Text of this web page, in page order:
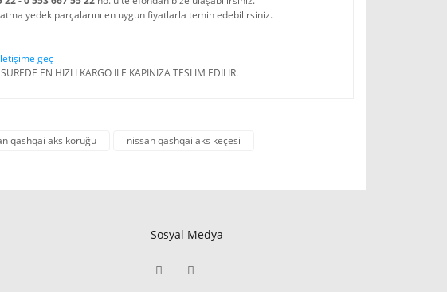
yedek parçalarını en uygun fiyatlarla temin edebilirsiniz.
EN HIZLI KARGO İLE KAPINIZA TESLİM EDİLİR.
qashqai aks körüğü
nissan qashqai aks keçesi
Sosyal Medya